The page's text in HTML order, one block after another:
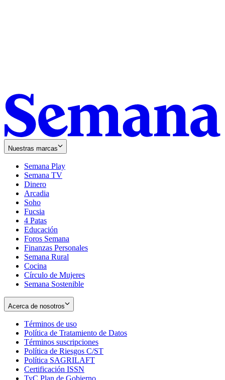
Nuestras marcas
Semana Play
Semana TV
Dinero
Arcadia
Soho
in
new
window
Fucsia
in
new
window
4 Patas
Educación
Foros Semana
Finanzas Personales
Semana Rural
Cocina
Círculo de Mujeres
Semana Sostenible
Acerca de nosotros
Términos de uso
in
new
window
Política de Tratamiento de Datos
Términos suscripciones
in
Política de Riesgos C/ST
Política SAGRILAFT
new
Certificación ISSN
in
TyC Plan de Gobierno